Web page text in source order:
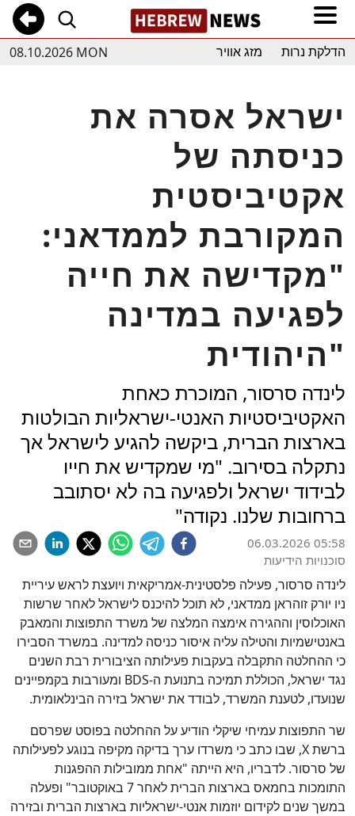
08.10.2026 MON הדלקת נרות מזג אוויר
ישראל אסרה את
כניסתה של
אקטיביסטית
המקורבת לממדאני:
"מקדישה את חייה
לפגיעה במדינה
היהודית"
לינדה סרסור, המוכרת כאחת
האקטיביסטיות האנטי-ישראליות הבולטות
בארצות הברית, ביקשה להגיע לישראל אך
נתקלה בסירוב. "מי שמקדיש את חייו
לבידוד ישראל ולפגיעה בה לא יסתובב
ברחובות שלנו. נקודה"
06.03.2026 05:58
סוכנויות הידיעות
לינדה סרסור, פעילה פלסטינית-אמריקאית ויועצת לראש עיריית
ניו יורק זוהראן ממדאני, לא תוכל להיכנס לישראל לאחר שרשות
האוכלוסין וההגירה אימצה המלצה של משרד התפוצות והמאבק
באנטישמיות והטילה עליה איסור כניסה למדינה. במשרד הסבירו
כי ההחלטה התקבלה בעקבות פעילותה הציבורית רבת השנים
נגד ישראל, הכוללת תמיכה בתנועת ה-BDS ומעורבות בקמפיינים
שנועדו, לטענת המשרד, לבודד את ישראל בזירה הבינלאומית.
שר התפוצות עמיחי שיקלי הודיע על ההחלטה בפוסט שפרסם
ברשת X, שבו כתב כי משרדו ערך בדיקה מקיפה בנוגע לפעילותה
של סרסור. לדבריו, היא הייתה "אחת ממובילות ההפגנות
התומכות בחמאס בארצות הברית לאחר 7 באוקטובר" ופעלה
במשך שנים לקידום יוזמות אנטי-ישראליות בארצות הברית ובזירה